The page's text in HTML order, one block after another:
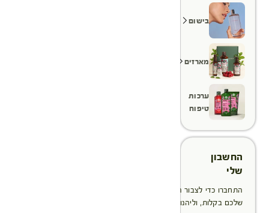
בישום
מארזים
ערכות
טיפוח
החשבון
שלי
התחברו כדי לצבור הטבות, לנהל ולעקוב אחר ההזמנות
שלכם בקלות, וליהנות מתהליך תשלום מהיר יותר